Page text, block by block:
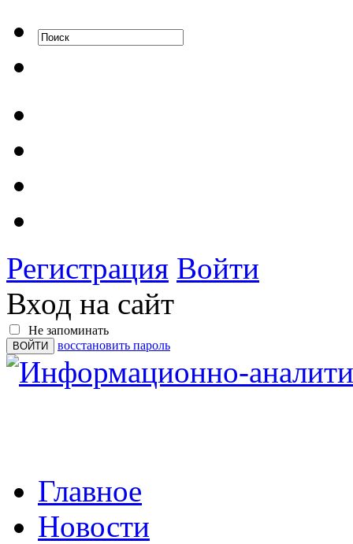
Регистрация Войти
Вход на сайт
Не запоминать
восстановить пароль
Главное
Новости